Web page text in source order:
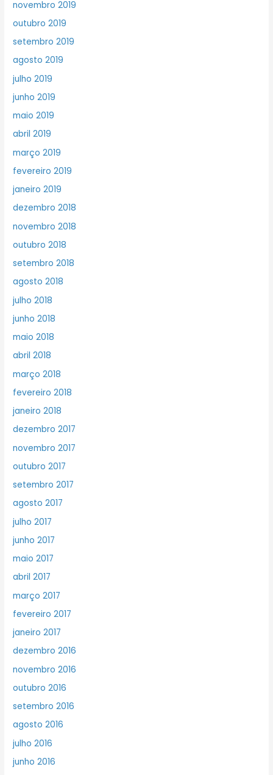
novembro 2019
outubro 2019
setembro 2019
agosto 2019
julho 2019
junho 2019
maio 2019
abril 2019
março 2019
fevereiro 2019
janeiro 2019
dezembro 2018
novembro 2018
outubro 2018
setembro 2018
agosto 2018
julho 2018
junho 2018
maio 2018
abril 2018
março 2018
fevereiro 2018
janeiro 2018
dezembro 2017
novembro 2017
outubro 2017
setembro 2017
agosto 2017
julho 2017
junho 2017
maio 2017
abril 2017
março 2017
fevereiro 2017
janeiro 2017
dezembro 2016
novembro 2016
outubro 2016
setembro 2016
agosto 2016
julho 2016
junho 2016